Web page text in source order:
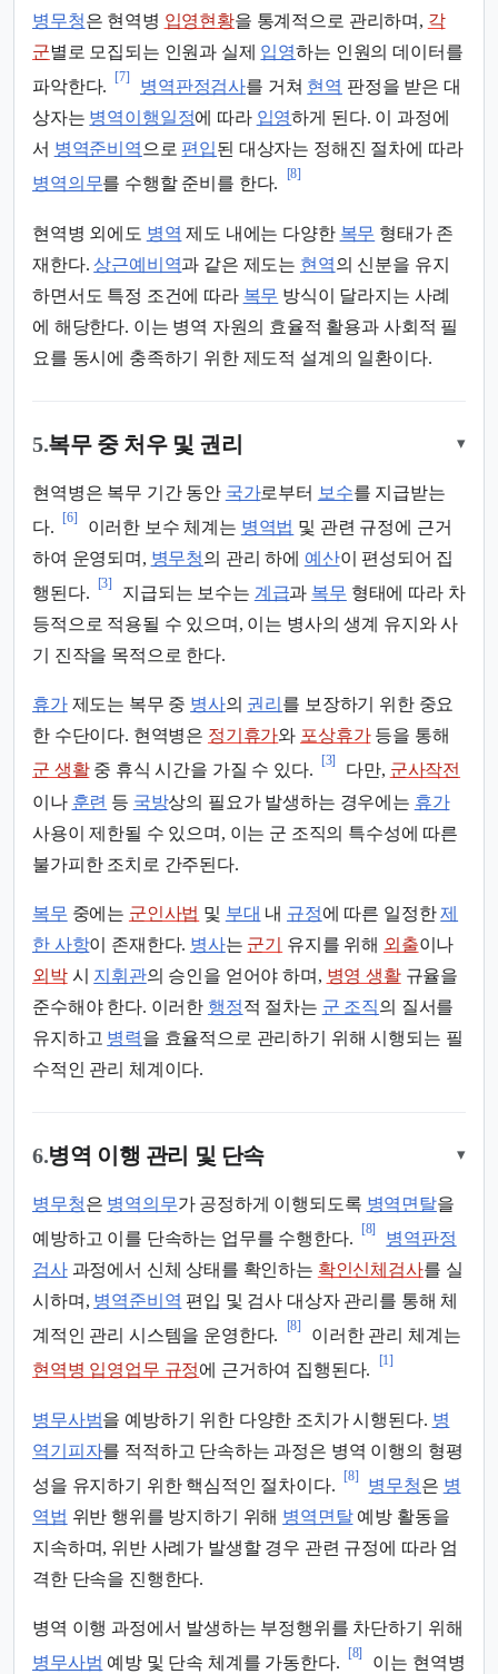
병무청은 현역병 입영현황을 통계적으로 관리하며, 각
군별로 모집되는 인원과 실제 입영하는 인원의 데이터를
파악한다.
[7]
병역판정검사를 거쳐 현역 판정을 받은 대
상자는 병역이행일정에 따라 입영하게 된다. 이 과정에
서 병역준비역 으로 편입된 대상자는 정해진 절차에 따라
병역의무를 수행할 준비를 한다.
[8]
현역병 외에도 병역 제도 내에는 다양한 복무 형태가 존
재한다. 상근예비역과 같은 제도는 현역의 신분을 유지
하면서도 특정 조건에 따라 복무 방식이 달라지는 사례
에 해당한다. 이는 병역 자원의 효율적 활용과 사회적 필
요를 동시에 충족하기 위한 제도적 설계의 일환이다.
5.복무 중 처우 및 권리 ▾
현역병은 복무 기간 동안 국가로부터 보수를 지급받는
다.
[6]
이러한 보수 체계는 병역법 및 관련 규정에 근거
하여 운영되며, 병무청의 관리 하에 예산이 편성되어 집
행된다.
[3]
지급되는 보수는 계급과 복무 형태에 따라 차
등적으로 적용될 수 있으며, 이는 병사의 생계 유지와 사
기 진작을 목적으로 한다.
휴가제도는 복무 중 병사의 권리 를 보장하기 위한 중요
한 수단이다. 현역병은 정기휴가와 포상휴가등을 통해
군 생활중 휴식 시간을 가질 수 있다.
[3]
다만, 군사작전
이나 훈련 등 국방상의 필요가 발생하는 경우에는 휴가
사용이 제한될 수 있으며, 이는 군 조직의 특수성에 따른
불가피한 조치로 간주된다.
복무 중에는 군인사법 및 부대 내 규정에 따른 일정한제
한 사항이 존재한다. 병사는 군기 유지를 위해 외출이나
외박시 지휘관의 승인을 얻어야 하며, 병영 생활규율을
준수해야 한다. 이러한 행정적 절차는 군 조직의 질서를
유지하고 병력을 효율적으로 관리하기 위해 시행되는 필
수적인 관리 체계이다.
6.병역 이행 관리 및 단속 ▾
병무청은 병역의무가 공정하게 이행되도록 병역면탈을
예방하고 이를 단속하는 업무를 수행한다.
[8]
병역판정
검사과정에서 신체 상태를 확인하는 확인신체검사를 실
시하며, 병역준비역 편입 및 검사 대상자 관리를 통해 체
계적인 관리 시스템을 운영한다.
[8]
이러한 관리 체계는
현역병 입영업무 규정에 근거하여 집행된다.
[1]
병무사범을 예방하기 위한 다양한 조치가 시행된다. 병
역기피자를 적적하고 단속하는 과정은 병역 이행의 형평
성을 유지하기 위한 핵심적인 절차이다.
[8]
병무청은 병
역법 위반 행위를 방지하기 위해 병역면탈예방 활동을
지속하며, 위반 사례가 발생할 경우 관련 규정에 따라 엄
격한 단속을 진행한다.
병역 이행 과정에서 발생하는 부정행위를 차단하기 위해
병무사범 예방 및 단속 체계를 가동한다.
[8]
이는 현역병